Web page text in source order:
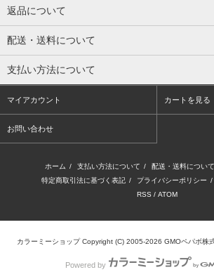
返品について
配送・送料について
支払い方法について
マイアカウント カートを見る
お問い合わせ
ホーム / 支払い方法について / 配送・送料について
特定商取引法に基づく表記 / プライバシーポリシー /
RSS / ATOM
カラーミーショップ Copyright (C) 2005-2026 GMOペパボ株
Powered by